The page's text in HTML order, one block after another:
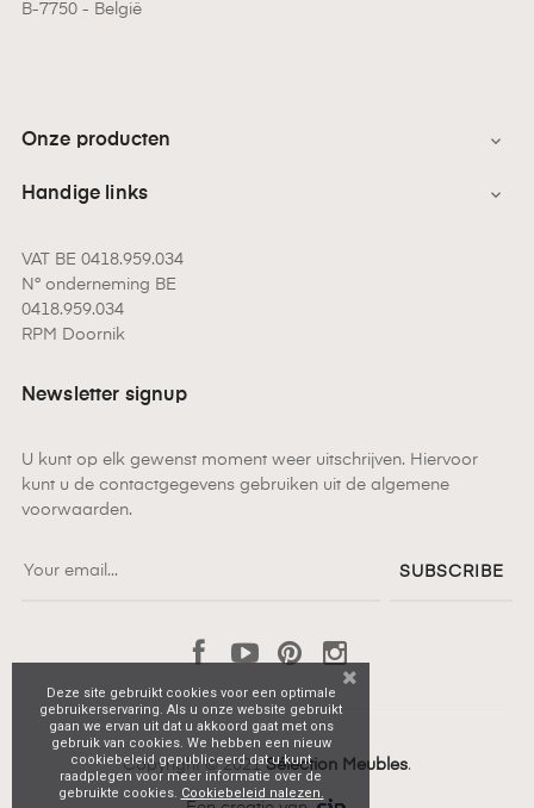
B-7750 - België
Onze producten 
Handige links 
VAT BE 0418.959.034
N° onderneming BE
0418.959.034
RPM Doornik
Newsletter signup
U kunt op elk gewenst moment weer uitschrijven. Hiervoor
kunt u de contactgegevens gebruiken uit de algemene
voorwaarden.
SUBSCRIBE
FacebookYouTubePinterest
Copyright © 2021Sélection Meubles.
Deze site gebruikt cookies voor een optimale
gebruikerservaring. Als u onze website gebruikt
gaan we ervan uit dat u akkoord gaat met ons
gebruik van cookies. We hebben een nieuw
cookiebeleid gepubliceerd dat u kunt
raadplegen voor meer informatie over de
gebruikte cookies. Cookiebeleid nalezen.